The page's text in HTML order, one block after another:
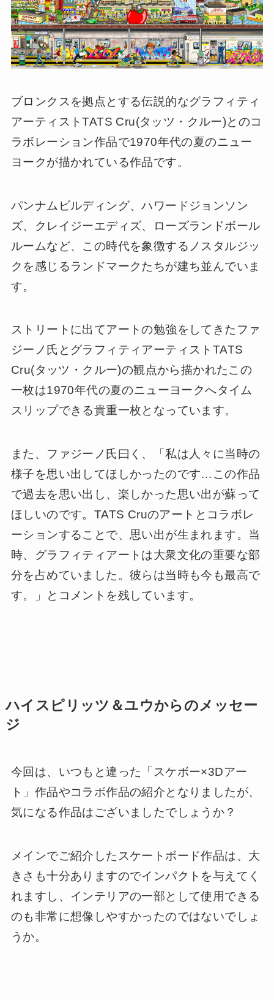
ブロンクスを拠点とする伝説的なグラフィティ
アーティストTATS Cru(タッツ・クルー)とのコ
ラボレーション作品で1970年代の夏のニュー
ヨークが描かれている作品です。
パンナムビルディング、ハワードジョンソン
ズ、クレイジーエディズ、ローズランドボール
ルームなど、この時代を象徴するノスタルジッ
クを感じるランドマークたちが建ち並んでいま
す。
ストリートに出てアートの勉強をしてきたファ
ジーノ氏とグラフィティアーティストTATS
Cru(タッツ・クルー)の観点から描かれたこの
一枚は1970年代の夏のニューヨークへタイム
スリップできる貴重一枚となっています。
また、ファジーノ氏曰く、「私は人々に当時の
様子を思い出してほしかったのです…この作品
で過去を思い出し、楽しかった思い出が蘇って
ほしいのです。TATS Cruのアートとコラボレ
ーションすることで、思い出が生まれます。当
時、グラフィティアートは大衆文化の重要な部
分を占めていました。彼らは当時も今も最高で
す。」とコメントを残しています。
ハイスピリッツ＆ユウからのメッセー
ジ
今回は、いつもと違った「スケボー×3Dアー
ト」作品やコラボ作品の紹介となりましたが、
気になる作品はございましたでしょうか？
メインでご紹介したスケートボード作品は、大
きさも十分ありますのでインパクトを与えてく
れますし、インテリアの一部として使用できる
のも非常に想像しやすかったのではないでしょ
うか。